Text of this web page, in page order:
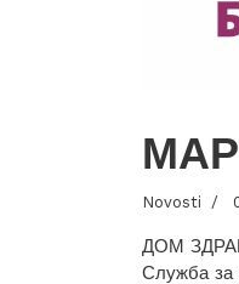
Novosti
ДОМ
Служба за